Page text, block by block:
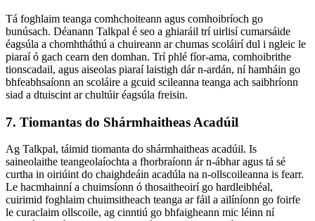
Tá foghlaim teanga comhchoiteann agus comhoibríoch go
bunúsach. Déanann Talkpal é seo a ghiaráil trí uirlisí cumarsáide
éagsúla a chomhtháthú a chuireann ar chumas scoláirí dul i ngleic le
piaraí ó gach cearn den domhan. Trí phlé fíor-ama, comhoibrithe
tionscadail, agus aiseolas piaraí laistigh dár n-ardán, ní hamháin go
bhfeabhsaíonn an scoláire a gcuid scileanna teanga ach saibhríonn
siad a dtuiscint ar chultúir éagsúla freisin.
7. Tiomantas do Shármhaitheas Acadúil
Ag Talkpal, táimid tiomanta do shármhaitheas acadúil. Is
saineolaithe teangeolaíochta a fhorbraíonn ár n-ábhar agus tá sé
curtha in oiriúint do chaighdeáin acadúla na n-ollscoileanna is fearr.
Le hacmhainní a chuimsíonn ó thosaitheoirí go hardleibhéal,
cuirimid foghlaim chuimsitheach teanga ar fáil a ailíníonn go foirfe
le curaclaim ollscoile, ag cinntiú go bhfaigheann mic léinn ní